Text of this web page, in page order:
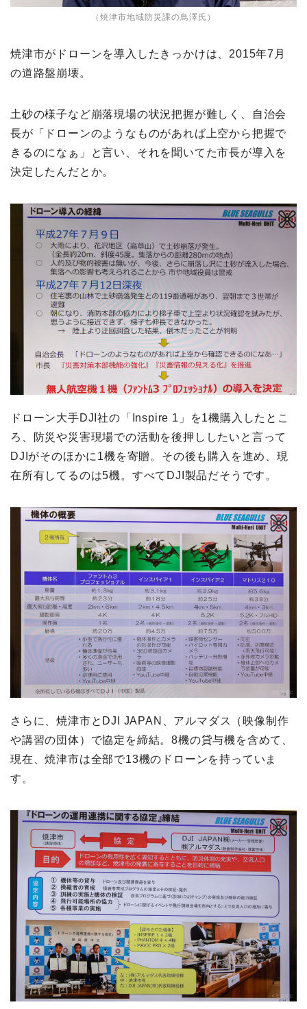
（焼津市地域防災課の鳥澤氏）
焼津市がドローンを導入したきっかけは、2015年7月
の道路盤崩壊。
土砂の様子など崩落現場の状況把握が難しく、自治会
長が「ドローンのようなものがあれば上空から把握で
きるのになぁ」と言い、それを聞いてた市長が導入を
決定したんだとか。
ドローン大手DJI社の「Inspire 1」を1機購入したとこ
ろ、防災や災害現場での活動を後押ししたいと言って
DJIがそのほかに1機を寄贈。その後も購入を進め、現
在所有してるのは5機。すべてDJI製品だそうです。
さらに、焼津市とDJI JAPAN、アルマダス（映像制作
や講習の団体）で協定を締結。8機の貸与機を含めて、
現在、焼津市は全部で13機のドローンを持っていま
す。